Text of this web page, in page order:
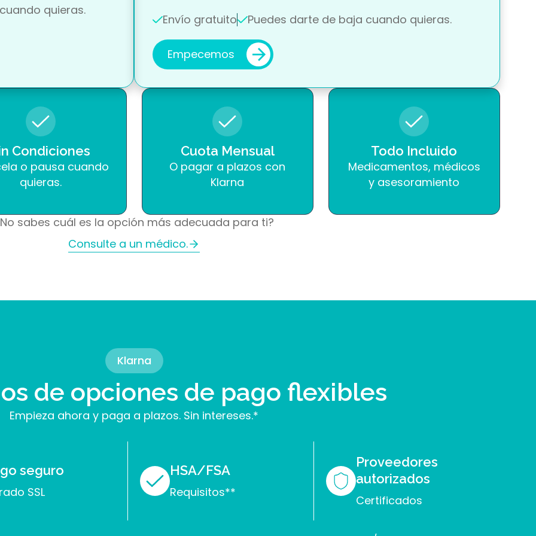
quieras.
Envío gratuito Puedes darte de baja cuando quieras.
Empecemos
Condiciones
o pausa cuando
quieras.
Cuota Mensual
O pagar a plazos con
Klarna
Todo Incluido
Medicamentos, médicos
y asesoramiento
sabes cuál es la opción más adecuada para ti?
Consulte a un médico.
Klarna
de opciones de pago flexibles
Empieza ahora y paga a plazos. Sin intereses.*
seguro
SSL
HSA/FSA
Requisitos**
Proveedores
autorizados
Certificados